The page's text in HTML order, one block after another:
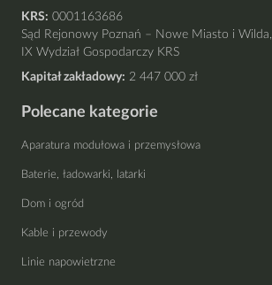
KRS: 0001163686
Sąd Rejonowy Poznań – Nowe Miasto i Wilda,
IX Wydział Gospodarczy KRS
Kapitał zakładowy: 2 447 000 zł
Polecane kategorie
Aparatura modułowa i przemysłowa
Baterie, ładowarki, latarki
Dom i ogród
Kable i przewody
Linie napowietrzne